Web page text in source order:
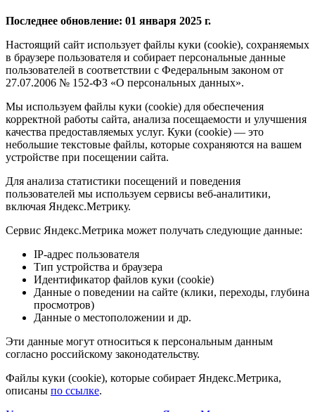
Последнее обновление: 01 января 2025 г.
Настоящий сайт использует файлы куки (cookie), сохраняемых
в браузере пользователя и собирает персональные данные
пользователей в соответствии с Федеральным законом от
27.07.2006 № 152-ФЗ «О персональных данных».
Мы используем файлы куки (cookie) для обеспечения
корректной работы сайта, анализа посещаемости и улучшения
качества предоставляемых услуг. Куки (cookie) — это
небольшие текстовые файлы, которые сохраняются на вашем
устройстве при посещении сайта.
Для анализа статистики посещений и поведения
пользователей мы используем сервисы веб-аналитики,
включая Яндекс.Метрику.
Сервис Яндекс.Метрика может получать следующие данные:
IP-адрес пользователя
Тип устройства и браузера
Идентификатор файлов куки (cookie)
Данные о поведении на сайте (клики, переходы, глубина
просмотров)
Данные о местоположении и др.
Эти данные могут относиться к персональным данным
согласно российскому законодательству.
Файлы куки (cookie), которые собирает Яндекс.Метрика,
описаны по ссылке.